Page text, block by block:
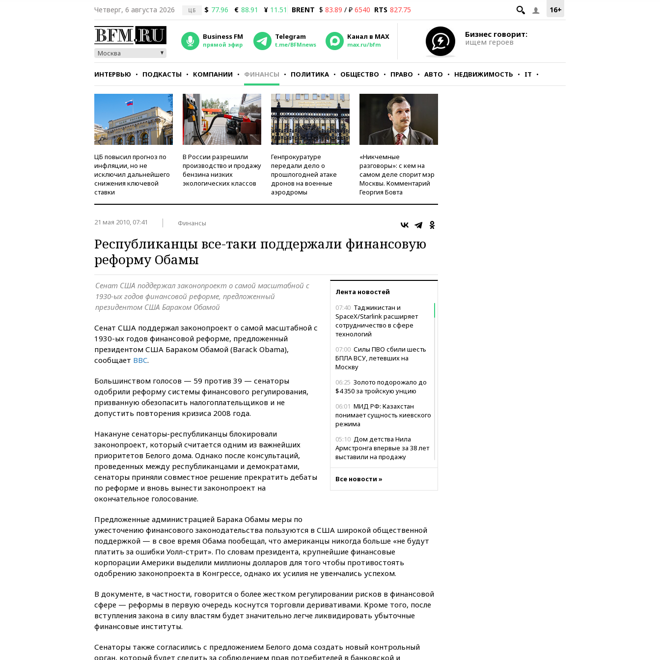
16+
Четверг, 6 августа 2026 ЦБ $ 77.96 € 88.91 ¥ 11.51 BRENT $ 83.89 / ₽ 6540 RTS 827.75
Москва
Business FM
прямой эфир
Telegram
t.me/BFMnews
Канал в MAX
max.ru/bfm
Бизнес говорит:
ищем героев
ИНТЕРВЬЮ ПОДКАСТЫ КОМПАНИИ ФИНАНСЫ ПОЛИТИКА ОБЩЕСТВО ПРАВО АВТО НЕДВИЖИМОСТЬ IT
СТИЛЬ ТЕСТЫ
ЦБ повысил прогноз по
инфляции, но не
исключил дальнейшего
снижения ключевой
ставки
В России разрешили
производство и продажу
бензина низких
экологических классов
Генпрокуратуре
передали дело о
прошлогодней атаке
дронов на военные
аэродромы
«Никчемные
разговоры»: с кем на
самом деле спорит мэр
Москвы. Комментарий
Георгия Бовта
21 мая 2010, 07:41 Финансы
Республиканцы все-таки поддержали финансовую
реформу Обамы
Лента новостей
07:40 Таджикистан и
SpaceX/Starlink расширяет
сотрудничество в сфере
технологий
07:00 Силы ПВО сбили шесть
БПЛА ВСУ, летевших на
Москву
06:25 Золото подорожало до
$4 350 за тройскую унцию
06:01 МИД РФ: Казахстан
понимает сущность киевского
режима
05:10 Дом детства Нила
Армстронга впервые за 38 лет
выставили на продажу
быть готовой к продолжению
украинского конфликта
02:06
Лантратова: судьба
сотни жителей Курской
области все еще неизвестна
01:10МИД РФ: ЕС пытается
сохранить мобилизационный
00:05 Девочка с «маской
Бэтмена» показала лицо
после последней операции
историка Артема Кирпиченка
арестовали в Израиле
Все новости »
Сенат США поддержал законопроект о самой масштабной с
1930-ых годов финансовой реформе, предложенный
президентом США Бараком Обамой
Сенат США поддержал законопроект о самой масштабной с
1930-ых годов финансовой реформе, предложенный
президентом США Бараком Обамой (Baraсk Obama),
сообщает BBC.
Большинством голосов — 59 против 39 — сенаторы
одобрили реформу системы финансового регулирования,
призванную обезопасить налогоплательщиков и не
допустить повторения кризиса 2008 года.
Накануне сенаторы-республиканцы блокировали
законопроект, который считается одним из важнейших
приоритетов Белого дома. Однако после консультаций,
проведенных между республиканцами и демократами,
сенаторы приняли совместное решение прекратить дебаты
по реформе и вновь вынести законопроект на
окончательное голосование.
Предложенные администрацией Барака Обамы меры по
ужесточению финансового законодательства пользуются в США широкой общественной
поддержкой — в свое время Обама пообещал, что американцы никогда больше «не будут
платить за ошибки Уолл-стрит». По словам президента, крупнейшие финансовые
корпорации Америки выделили миллионы долларов для того чтобы противостоять
одобрению законопроекта в Конгрессе, однако их усилия не увенчались успехом.
В документе, в частности, говорится о более жестком регулировании рисков в финансовой
сфере — реформы в первую очередь коснутся торговли деривативами. Кроме того, после
вступления закона в силу властям будет значительно легче ликвидировать убыточные
финансовые институты.
Сенаторы также согласились с предложением Белого дома создать новый контрольный
орган, который будет следить за соблюдением прав потребителей в банковской и